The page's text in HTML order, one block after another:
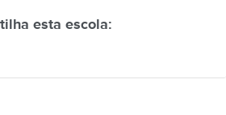
esta escola: